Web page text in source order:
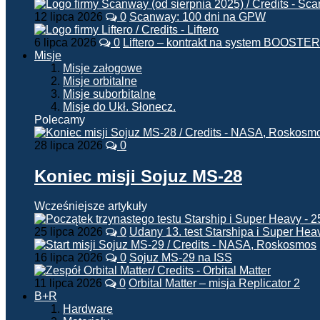
12 lipca 2026 0 Scanway: 100 dni na GPW
6 lipca 2026 0 Liftero – kontrakt na system BOOSTER
Misje
Misje załogowe
Misje orbitalne
Misje suborbitalne
Misje do Ukł. Słonecz.
Polecamy
28 lipca 2026 0
Koniec misji Sojuz MS-28
Wcześniejsze artykuły
25 lipca 2026 0 Udany 13. test Starshipa i Super
16 lipca 2026 0 Sojuz MS-29 na ISS
11 lipca 2026 0 Orbital Matter – misja Replicator 2
B+R
Hardware